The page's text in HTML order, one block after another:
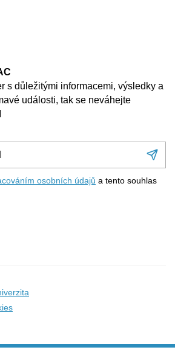
s důležitými informacemi, výsledky a
události, tak se neváhejte
osobních údajů a tento souhlas